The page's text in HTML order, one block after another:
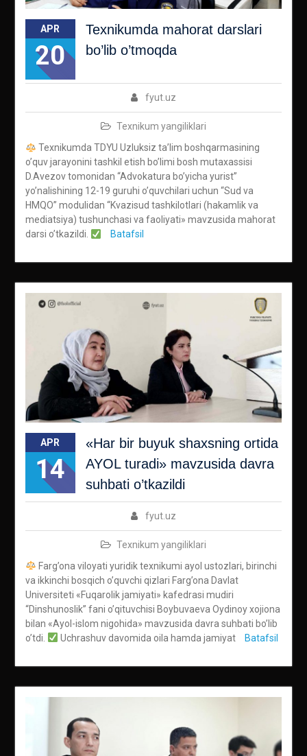
APR
20
Texnikumda mahorat darslari
bo’lib o’tmoqda
fyut.uz
Texnikum yangiliklari
Texnikumda TDYU Uzluksiz ta’lim boshqarmasining
o’quv jarayonini tashkil etish bo’limi bosh mutaxassisi
D.Avezov tomonidan “Advokatura bo’yicha yurist”
yo’nalishining 12-19 guruhi o’quvchilari uchun “Sud va
HMQO” modulidan “Kvazisud tashkilotlari (hakamlik va
mediatsiya) tushunchasi va faoliyati» mavzusida mahorat
darsi o’tkazildi.
Batafsil
APR
14
«Har bir buyuk shaxsning ortida
AYOL turadi» mavzusida davra
suhbati o’tkazildi
fyut.uz
Texnikum yangiliklari
Farg’ona viloyati yuridik texnikumi ayol ustozlari, birinchi
va ikkinchi bosqich o’quvchi qizlari Farg’ona Davlat
Universiteti «Fuqarolik jamiyati» kafedrasi mudiri
“Dinshunoslik” fani o’qituvchisi Boybuvaeva Oydinoy xojiona
bilan «Ayol-islom nigohida» mavzusida davra suhbati bo’lib
o’tdi.
Uchrashuv davomida oila hamda jamiyat Batafsil